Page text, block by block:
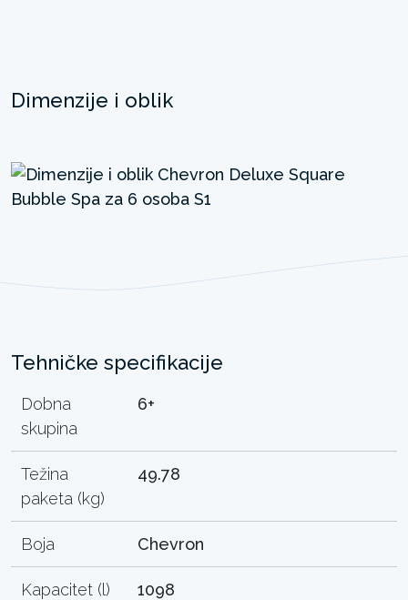
Dimenzije i oblik
Tehničke specifikacije
Dobna
skupina
6+
Težina
paketa (kg)
49.78
Boja Chevron
Kapacitet (l) 1098